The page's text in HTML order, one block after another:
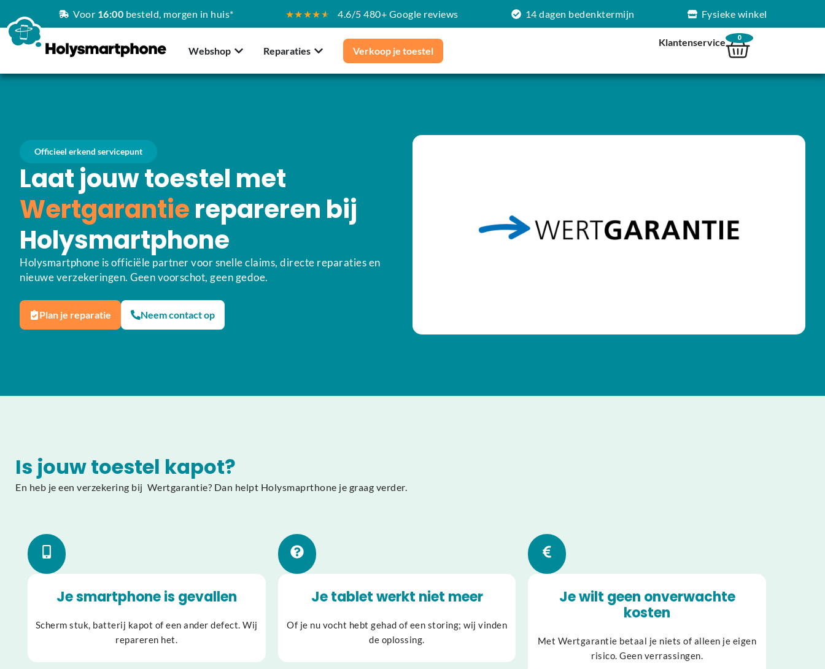
Voor 16:00 besteld, morgen in huis* ★★★★★ 4.6/5 480+ Google reviews 14 dagen bedenktermijn Fysieke winkel
Webshop Reparaties Verkoop je toestel
Klantenservice 0
Officieel erkend servicepunt
Laat jouw toestel met
Wertgarantierepareren bij
Holysmartphone
Holysmartphone is officiële partner voor snelle claims, directe reparaties en
nieuwe verzekeringen. Geen voorschot, geen gedoe.
Plan je reparatie Neem contact op
Is jouw toestel kapot?
En heb je een verzekering bij Wertgarantie? Dan helpt Holysmaprthone je graag verder.
Je smartphone is gevallen
Scherm stuk, batterij kapot of een ander defect. Wij
repareren het.
Je tablet werkt niet meer
Of je nu vocht hebt gehad of een storing; wij vinden
de oplossing.
Je wilt geen onverwachte
kosten
Met Wertgarantie betaal je niets of alleen je eigen
risico. Geen verrassingen.